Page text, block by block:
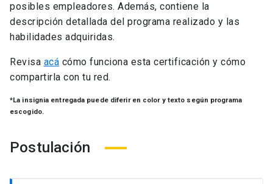
posibles empleadores. Además, contiene la
descripción detallada del programa realizado y las
habilidades adquiridas.
Revisa acá cómo funciona esta certificación y cómo
compartirla con tu red.
*La insignia entregada puede diferir en color y texto según programa
escogido.
Postulación